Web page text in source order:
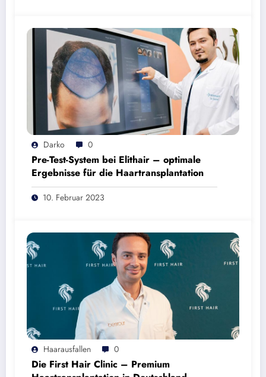
Darko 0
Pre-Test-System bei Elithair – optimale
Ergebnisse für die Haartransplantation
10. Februar 2023
Haarausfallen 0
Die First Hair Clinic – Premium